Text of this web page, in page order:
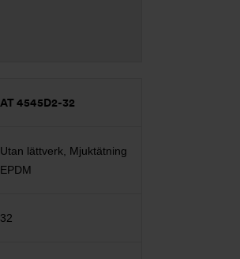
AT 4545D2-32
Utan lättverk, Mjuktätning
EPDM
32